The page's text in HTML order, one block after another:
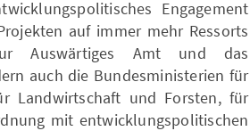
Engagement
auf immer mehr Ressorts
Auswärtiges Amt und das
auch die Bundesministerien für
Landwirtschaft und Forsten, für
mit entwicklungspolitischen